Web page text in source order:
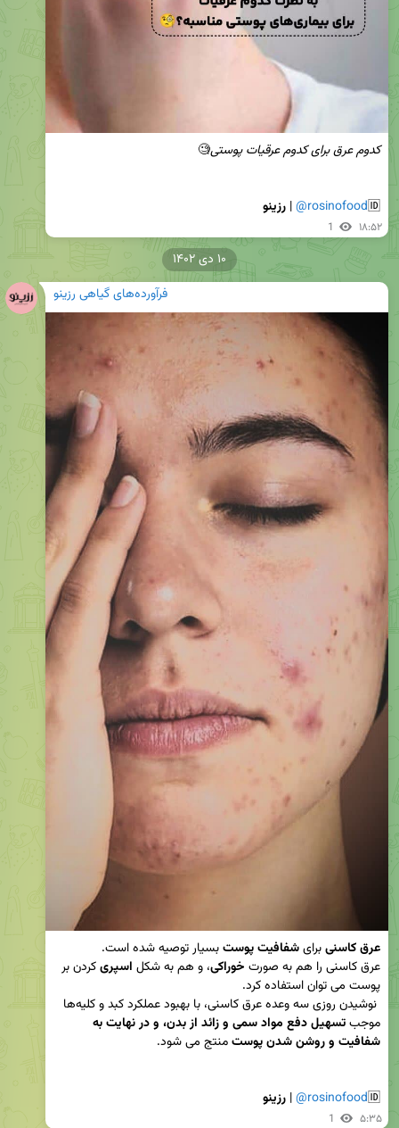
کدوم عرق برای کدوم عرقیات پوستی
🆔
@rosinofood
| رزینو
1 ۱۸:۵۲
فرآورده‌های گیاهی رزینو
عرق کاسنی برای شفافیت پوست
عرق کاسنی را هم به صورت خوراکی، و هم به شکل اسپری
موجب
شفافیت و روشن شدن پوست
🆔
@rosinofood
| رزینو
1 ۵:۳۵
۱۰ دی ۱۴۰۲